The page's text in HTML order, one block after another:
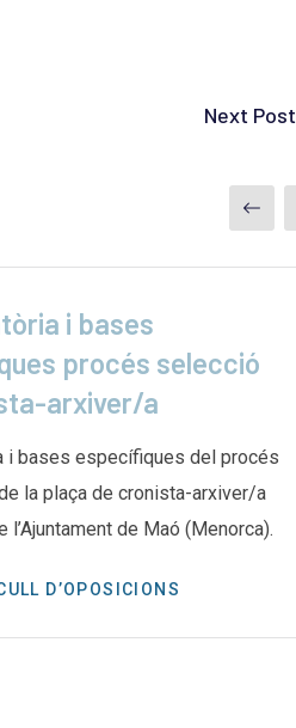
Next Post
i bases
procés selecció
arxiver/a
i bases específiques del procés
la plaça de cronista-arxiver/a
l’Ajuntament de Maó (Menorca).
D’OPOSICIONS